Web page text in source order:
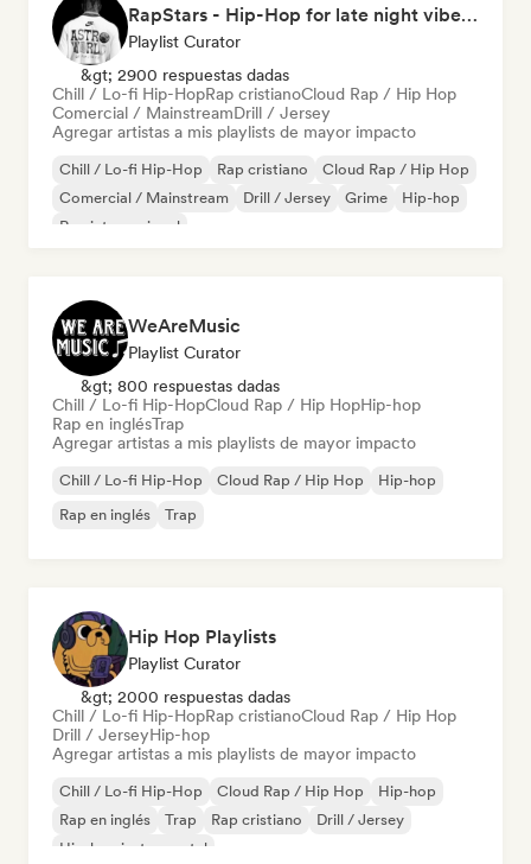
RapStars - Hip-Hop for late night vibes (by Music Outsider)
Playlist Curator
&gt; 2900 respuestas dadas
Chill / Lo-fi Hip-HopRap cristianoCloud Rap / Hip Hop
Comercial / MainstreamDrill / Jersey
Agregar artistas a mis playlists de mayor impacto
Chill / Lo-fi Hip-Hop Rap cristiano
Cloud Rap / Hip Hop
Comercial / Mainstream
Drill / Jersey Grime
Hip-hop
Rap internacional
WeAreMusic
Playlist Curator
&gt; 800 respuestas dadas
Chill / Lo-fi Hip-HopCloud Rap / Hip HopHip-hop
Rap en inglésTrap
Agregar artistas a mis playlists de mayor impacto
Chill / Lo-fi Hip-Hop Cloud Rap / Hip Hop
Hip-hop
Rap en inglés
Trap
Hip Hop Playlists
Playlist Curator
&gt; 2000 respuestas dadas
Chill / Lo-fi Hip-HopRap cristianoCloud Rap / Hip Hop
Drill / JerseyHip-hop
Agregar artistas a mis playlists de mayor impacto
Chill / Lo-fi Hip-Hop Cloud Rap / Hip Hop
Hip-hop
Rap en inglés
Trap Rap cristiano
Drill / Jersey
Hip-hop instrumental